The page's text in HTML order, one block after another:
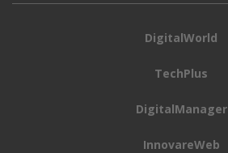
DigitalWorld
TechPlus
DigitalManager
InnovareWeb